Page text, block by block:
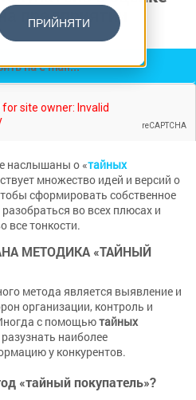
ПРИЙНЯТИ
предприятии
наслышаны о «тайных
множество идей и версий о
сформировать собственное
во всех плюсах и
все тонкости.
МЕТОДИКА «ТАЙНЫЙ
метода является выявление и
организации, контроль и
с помощьютайных
наиболее
у конкурентов.
«тайный покупатель»?